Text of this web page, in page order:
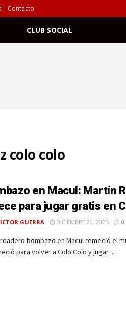
Contacto
CLUB SOCIAL
colo colo
en Macul: Martín
para jugar gratis en
GUERRA DICIEMBRE 20, 2025 0
bombazo en Macul remeció el
para volver a Colo Colo y jugar ...